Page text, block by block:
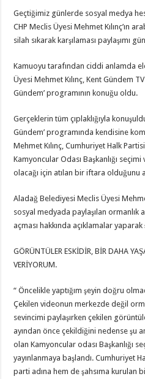
Geçtiğimiz günlerde sosyal medya
CHP Meclis Üyesi Mehmet Kılınç’ın
silah sıkarak karşılaması paylaşımı
Kamuoyu tarafından ciddi anlamda
Üyesi Mehmet Kılınç, Kent Gündem
Gündem’ programının konuğu oldu.
Gerçeklerin tüm çıplaklığıyla
Gündem’ programında kendisine
Mehmet Kılınç, Cumhuriyet Halk
Kamyoncular Odası Başkanlığı
olacağı için atılan bir iftara olduğunu
Aladağ Belediyesi Meclis Üyesi
sosyal medyada paylaşılan ormanlık
açması hakkında açıklamalar
GÖRÜNTÜLER ESKİDİR, BİR DAHA
VERİYORUM.
“ Öncelikle yaptığım şeyin doğru
Çekilen videonun merkezde değil
sevincimi paylaşırken çekilen
ayından önce çekildiğini nedense şu
olan Kamyoncular odası Başkanlığı
yayınlanmaya başlandı. Cumhuriyet
parti adına hem de şahsıma kurulan